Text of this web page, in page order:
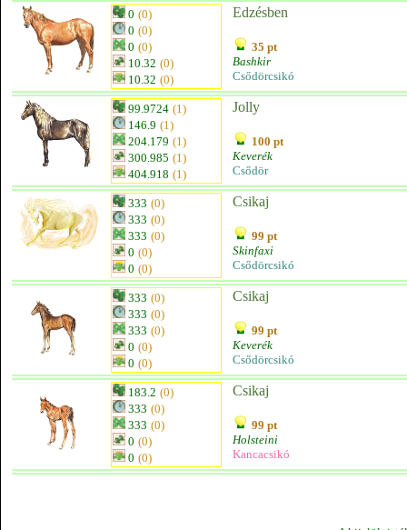
0 (0)
0 (0)
0 (0)
10.32 (0)
10.32 (0)
Edzésben
35 pt
Bashkir
Csődörcsikó
99.9724 (1)
146.9 (1)
204.179 (1)
300.985 (1)
404.918 (1)
Jolly
100 pt
Keverék
Csődör
333 (0)
333 (0)
333 (0)
0 (0)
0 (0)
Csikaj
99 pt
Skinfaxi
Csődörcsikó
333 (0)
333 (0)
333 (0)
0 (0)
0 (0)
Csikaj
99 pt
Keverék
Csődörcsikó
183.2 (0)
333 (0)
333 (0)
0 (0)
0 (0)
Csikaj
99 pt
Holsteini
Kancacsikó